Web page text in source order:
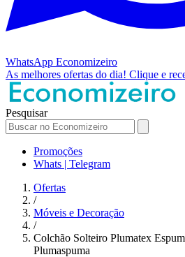
WhatsApp Economizeiro
As melhores ofertas do dia! Clique e
Pesquisar
Promoções
Whats | Telegram
Ofertas
/
Móveis e Decoração
/
Colchão Solteiro Plumatex
Plumaspuma